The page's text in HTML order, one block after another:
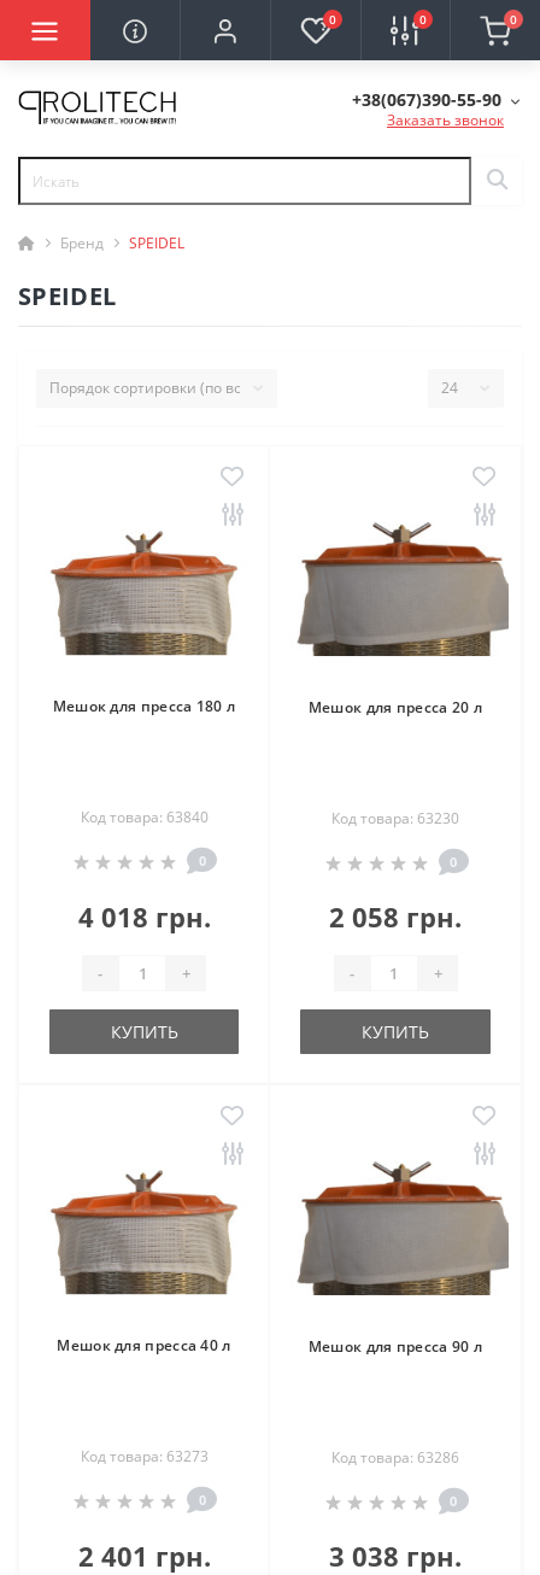
0 0 0
+38(067)390-55-90
Заказать звонок
Бренд SPEIDEL
SPEIDEL
Мешок для пресса 180 л
Код товара: 63840
0
4 018 грн.
- +
КУПИТЬ
Мешок для пресса 20 л
Код товара: 63230
0
2 058 грн.
- +
КУПИТЬ
Мешок для пресса 40 л
Код товара: 63273
0
2 401 грн.
Мешок для пресса 90 л
Код товара: 63286
0
3 038 грн.